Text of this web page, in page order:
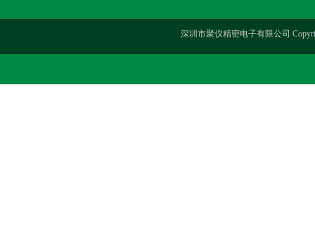
深圳市聚仪精密电子有限公司